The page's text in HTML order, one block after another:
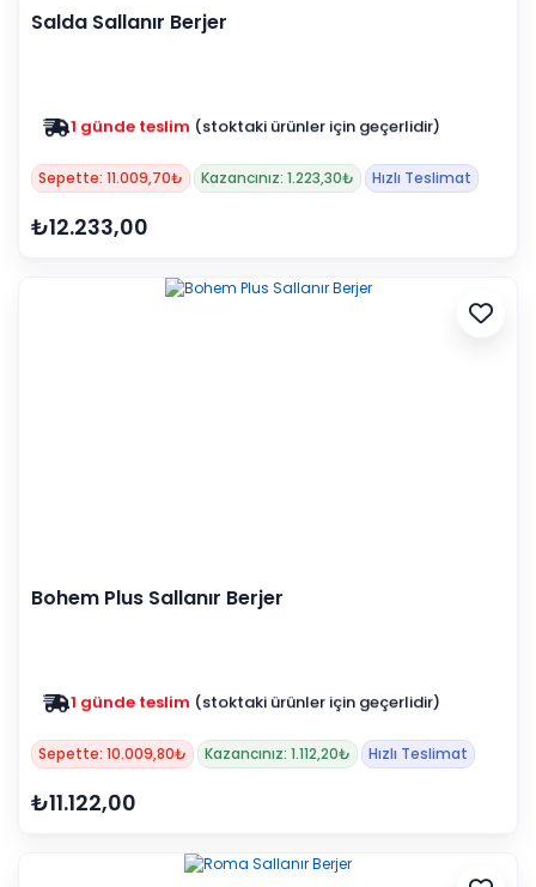
Salda Sallanır Berjer
Zam yok 2025 fiyatları devam ediyor
Sepette: 11.009,70₺ Kazancınız: 1.223,30₺ Hızlı Teslimat
₺12.233,00
Bohem Plus Sallanır Berjer
Zam yok 2025 fiyatları devam ediyor
Sepette: 10.009,80₺ Kazancınız: 1.112,20₺ Hızlı Teslimat
₺11.122,00